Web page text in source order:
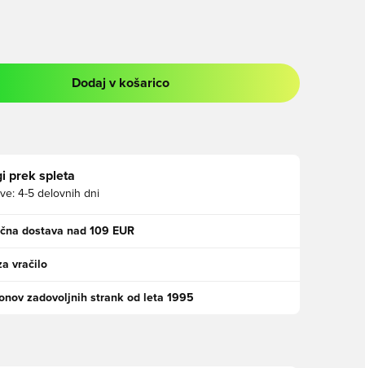
prijavo ali vpis kot član
Dodaj v košarico
prek spleta
4-5 delovnih dni
dostava nad 109 EUR
vračilo
zadovoljnih strank od leta 1995